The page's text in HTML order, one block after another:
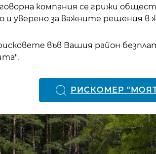
компания се грижи
и уверено за важните решения в
във Вашия район
РИСКОМЕР